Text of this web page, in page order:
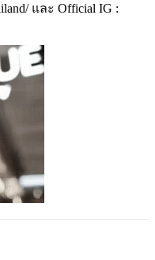
และ Official IG :